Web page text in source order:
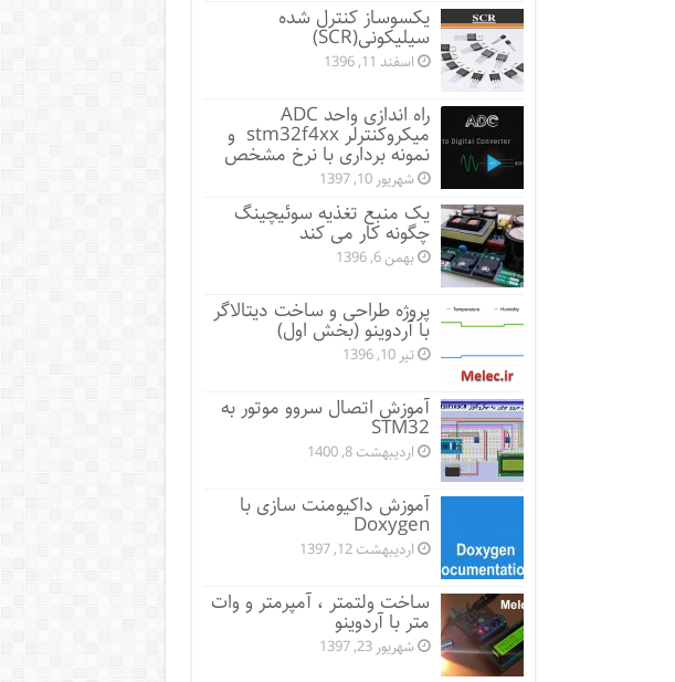
یکسوساز کنترل شده
سیلیکونی(SCR)
اسفند 11, 1396
راه اندازی واحد ADC
میکروکنترلر stm32f4xx و
نمونه برداری با نرخ مشخص
شهریور 10, 1397
یک منبع تغذیه سوئیچینگ
چگونه کار می کند
بهمن 6, 1396
پروژه طراحی و ساخت دیتالاگر
با آردوینو (بخش اول)
تیر 10, 1396
آموزش اتصال سروو موتور به
STM32
اردیبهشت 8, 1400
آموزش داکیومنت سازی با
Doxygen
اردیبهشت 12, 1397
ساخت ولتمتر ، آمپرمتر و وات
متر با آردوینو
شهریور 23, 1397